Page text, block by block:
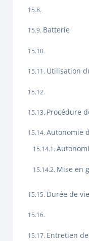
Batterie
Utilisation
Procédure
Autonomie
Mise en
Durée de
Entretien